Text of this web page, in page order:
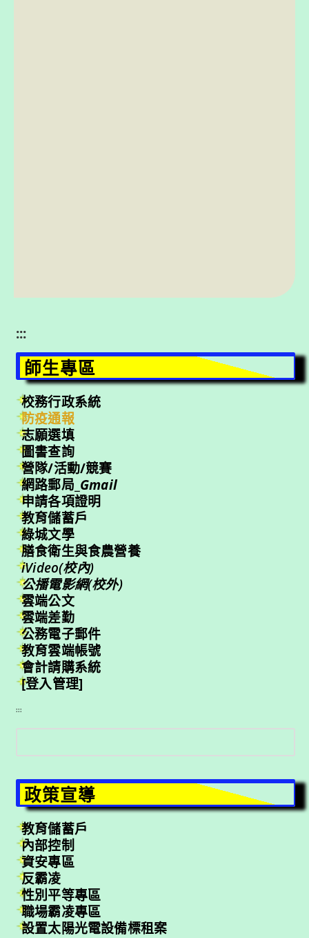
:::
師生專區
校務行政系統
防疫通報
志願選填
圖書查詢
營隊/活動/競賽
網路郵局_ Gmail
申請各項證明
教育儲蓄戶
綠城文學
膳食衛生與食農營養
iVideo(校內)
公播電影網(校外)
雲端公文
雲端差勤
公務電子郵件
教育雲端帳號
會計請購系統
[登入管理]
:::
搜
尋
政策宣導
教育儲蓄戶
內部控制
資安專區
反霸凌
性別平等專區
職場霸凌專區
設置太陽光電設備標租案